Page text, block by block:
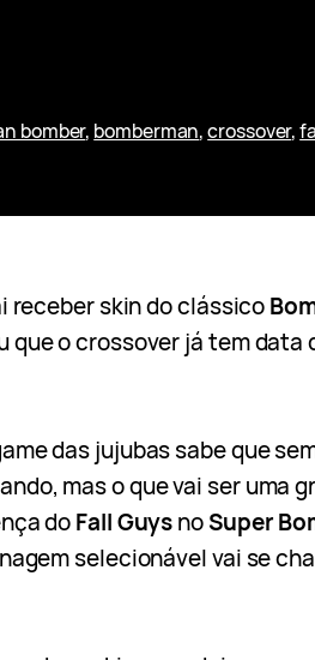
bomber, bomberman, crossover,
receber skin do clássico
que o crossover já tem data
das jujubas sabe que
mas o que vai ser uma
doFall GuysnoSuper
selecionável vai se